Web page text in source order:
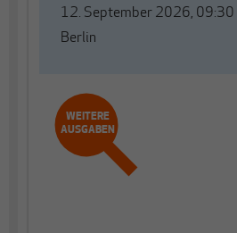
12. September 2026, 09:30
Berlin
WEITERE
AUSGABEN